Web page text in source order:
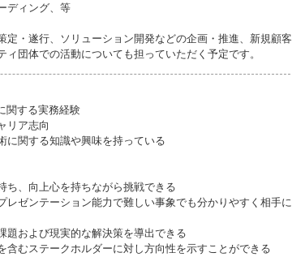
ディング、等
定・遂行、ソリューション開発などの企画・推進、新規顧客
団体での活動についても担っていただく予定です。
関する実務経験
リア志向
に関する知識や興味を持っている
ち、向上心を持ちながら挑戦できる
レゼンテーション能力で難しい事象でも分かりやすく相手に
題および現実的な解決策を導出できる
含むステークホルダーに対し方向性を示すことができる